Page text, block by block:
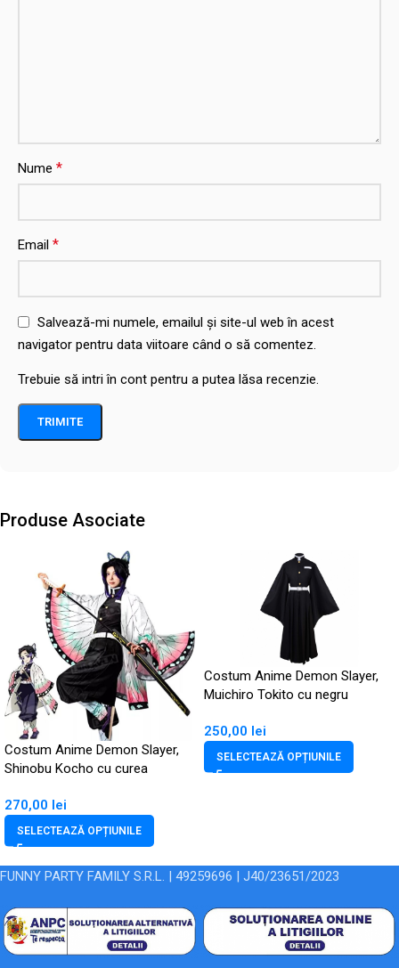
Nume *
Email *
Salvează-mi numele, emailul și site-ul web în acest
navigator pentru data viitoare când o să comentez.
Trebuie să intri în cont pentru a putea lăsa recenzie.
Produse Asociate
Costum Anime Demon Slayer,
Shinobu Kocho cu curea
270,00 lei
SELECTEAZĂ OPȚIUNILE
Costum Anime Demon Slayer,
Muichiro Tokito cu negru
250,00 lei
SELECTEAZĂ OPȚIUNILE
FUNNY PARTY FAMILY S.R.L. | 49259696 | J40/23651/2023